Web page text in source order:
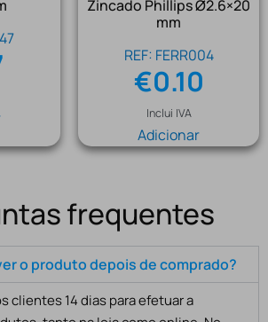
Zincado Phillips Ø2.6×20
mm
REF: FERR004
€0.10
Inclui IVA
Adicionar
frequentes
o produto depois de comprado?
clientes 14 dias para efetuar a